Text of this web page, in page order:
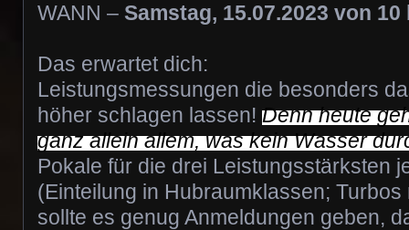
WANN – Samstag, 15.07.2023 von
Das erwartet dich:
Leistungsmessungen die besonders
höher schlagen lassen! Denn heute
ganz allein allem, was kein Wasser
Pokale für die drei Leistungsstärksten
(Einteilung in Hubraumklassen; Turbos
sollte es genug Anmeldungen geben,